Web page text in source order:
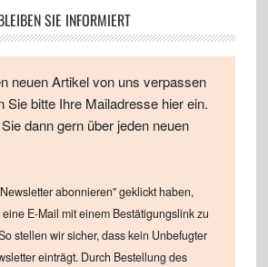
SIE INFORMIERT
neuen Artikel von uns verpassen
Sie bitte Ihre Mailadresse hier ein.
dann gern über jeden neuen
abonnieren" geklickt haben,
E-Mail mit einem Bestätigungslink zu
stellen wir sicher, dass kein Unbefugter
einträgt. Durch Bestellung des